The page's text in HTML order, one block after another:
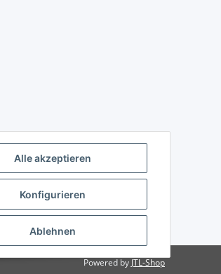
Alle akzeptieren
Konfigurieren
Ablehnen
Powered by JTL-Shop